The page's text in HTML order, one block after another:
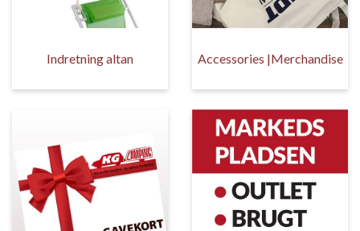
Indretning altan Accessories |Merchandise